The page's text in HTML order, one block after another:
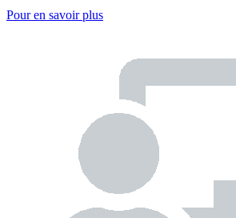
Pour en savoir plus